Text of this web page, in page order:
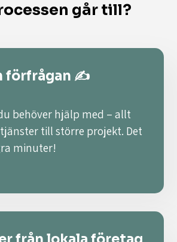
går till?
förfrågan ✍️
behöver hjälp med – allt
till större projekt. Det
minuter!